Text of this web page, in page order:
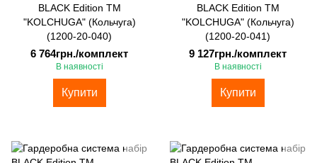
BLACK Edition ТМ
"KOLCHUGA" (Кольчуга)
(1200-20-040)
6 764грн./комплект
В наявності
Купити
BLACK Edition ТМ
"KOLCHUGA" (Кольчуга)
(1200-20-041)
9 127грн./комплект
В наявності
Купити